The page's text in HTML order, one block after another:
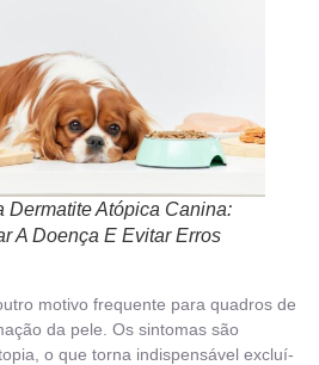
Dermatite Atópica Canina:
A Doença E Evitar Erros
motivo frequente para quadros de
da pele. Os sintomas são
o que torna indispensável excluí-